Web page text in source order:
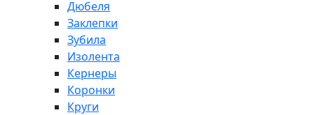
Дюбеля
Заклепки
Зубила
Изолента
Кернеры
Коронки
Круги